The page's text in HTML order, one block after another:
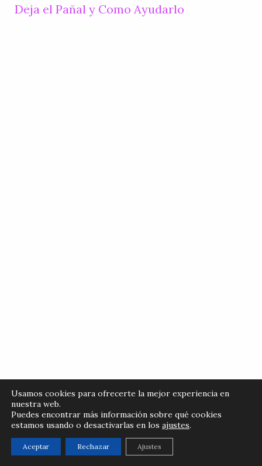
Deja el Pañal y Como Ayudarlo
Usamos cookies para ofrecerte la mejor experiencia en
nuestra web.
Puedes encontrar más información sobre qué cookies
estamos usando o desactivarlas en los ajustes.
Aceptar Rechazar Ajustes